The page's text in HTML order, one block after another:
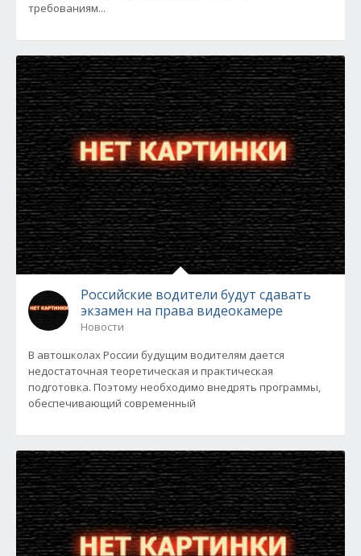
требованиям...
Российские водители будут сдавать
экзамен на права видеокамере
Новости
В автошколах России будущим водителям дается
недостаточная теоретическая и практическая
подготовка. Поэтому необходимо внедрять программы,
обеспечивающий современный